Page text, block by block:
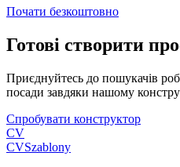
Почати безкоштовно
Готові створити
Приєднуйтесь до пошукачів
посади завдяки нашому
Спробувати конструктор
CV
CVSzablony